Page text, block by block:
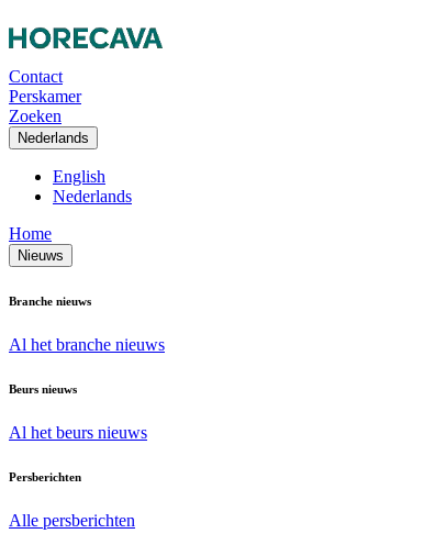
Contact
Perskamer
Zoeken
Nederlands
English
Nederlands
Home
Nieuws
Branche nieuws
Al het branche nieuws
Beurs nieuws
Al het beurs nieuws
Persberichten
Alle persberichten